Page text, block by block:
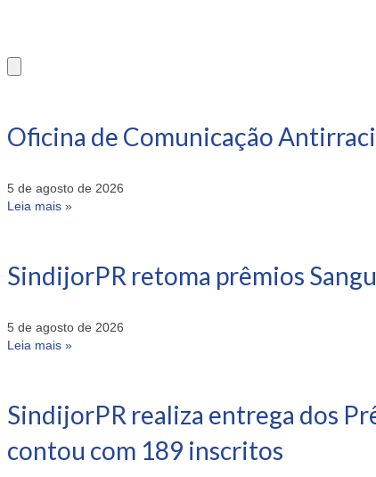
Oficina de Comunicação
5 de agosto de 2026
Leia mais »
SindijorPR retoma prêmios
5 de agosto de 2026
Leia mais »
SindijorPR realiza entrega dos
contou com 189 inscritos